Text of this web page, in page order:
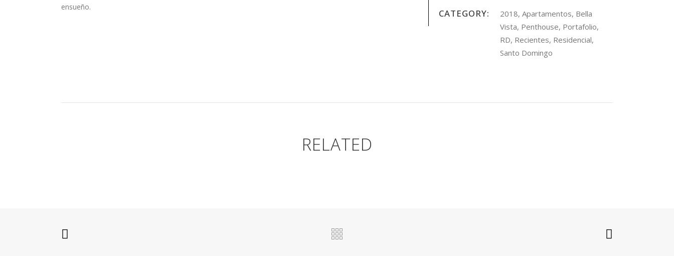
ensueño.
CATEGORY:
2018, Apartamentos, Bella
Vista, Penthouse, Portafolio,
RD, Recientes, Residencial,
Santo Domingo
RELATED